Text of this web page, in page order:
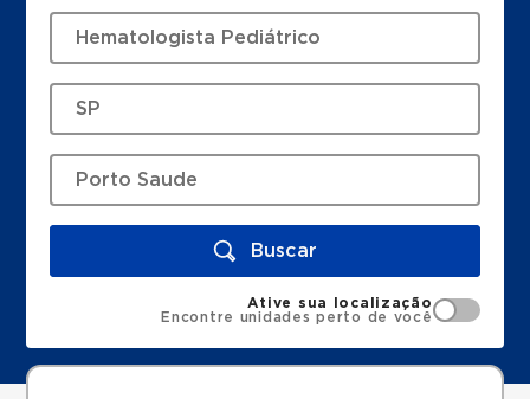
Buscar
Ative sua localização
Encontre unidades perto de você